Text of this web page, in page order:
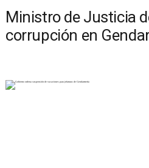
Ministro de Justicia
corrupción en